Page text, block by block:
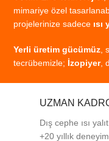
mimariye özel
projelerinize sadece ısı
Yerli üretim gücümüz
tecrübemizle; İzopiyer,
UZMAN
Dış cephe ısı
+20 yıllık deneyim.